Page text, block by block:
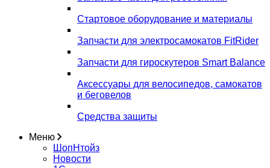
Стартовое оборудование и материалы
Запчасти для электросамокатов FitRider
Запчасти для гироскутеров Smart Balance
Аксессуары для велосипедов, самокатов
и беговелов
Средства защиты
Меню
ШопНтойз
Новости